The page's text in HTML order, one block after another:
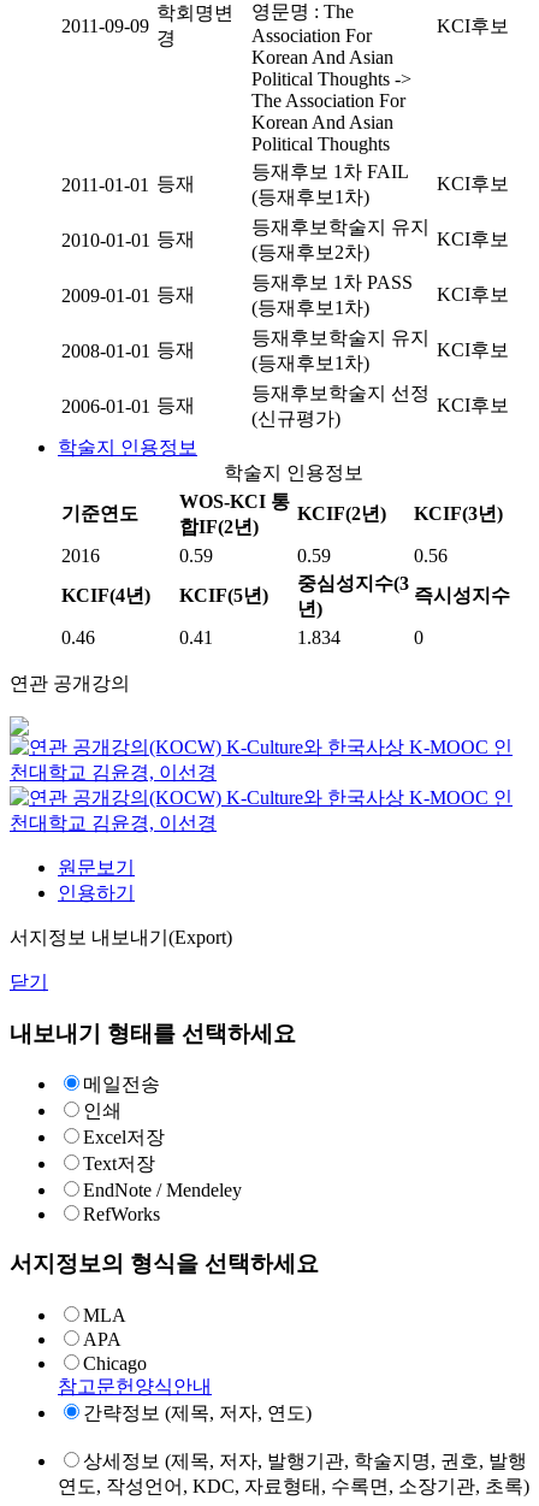
2011-09-09
학회명변
경
영문명 : The
Association For
Korean And Asian
Political Thoughts ->
The Association For
Korean And Asian
Political Thoughts
KCI후보
2011-01-01 등재
등재후보 1차 FAIL
(등재후보1차)
KCI후보
2010-01-01 등재
등재후보학술지 유지
(등재후보2차)
KCI후보
2009-01-01 등재
등재후보 1차 PASS
(등재후보1차)
KCI후보
2008-01-01 등재
등재후보학술지 유지
(등재후보1차)
KCI후보
2006-01-01 등재
등재후보학술지 선정
(신규평가)
KCI후보
학술지 인용정보
학술지 인용정보
기준연도
WOS-KCI 통
합IF(2년)
KCIF(2년) KCIF(3년)
2016 0.59 0.59
0.56
KCIF(4년)
KCIF(5년)
중심성지수(3
년)
즉시성지수
0.46 0.41 1.834 0
연관 공개강의
K-Culture와 한국사상 K-MOOC 인
천대학교 김윤경, 이선경
K-Culture와 한국사상 K-MOOC 인
천대학교 김윤경, 이선경
원문보기
인용하기
서지정보 내보내기(Export)
닫기
내보내기 형태를 선택하세요
메일전송
인쇄
Excel저장
Text저장
EndNote / Mendeley
RefWorks
서지정보의 형식을 선택하세요
MLA
APA
Chicago
참고문헌양식안내
간략정보 (제목, 저자, 연도)
상세정보 (제목, 저자, 발행기관, 학술지명, 권호, 발행
연도, 작성언어, KDC, 자료형태, 수록면, 소장기관, 초록)